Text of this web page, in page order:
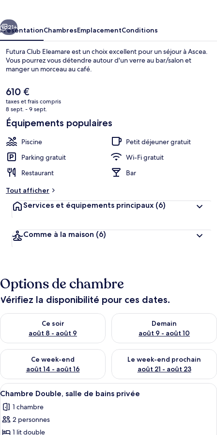
Suivant
21+
PrésentationChambresEmplacementConditions
Futura Club Eleamare est un choix excellent pour un séjour à Ascea.
Vous pourrez vous détendre autour d'un verre au bar/salon et
manger un morceau au café.
Le
prix
actuel
est
de
610 €
taxes et frais compris
8 sept. - 9 sept.
Équipements populaires
Piscine
Petit déjeuner gratuit
Parking gratuit
Wi-Fi gratuit
Restaurant
Bar
Tout afficher
Services et équipements principaux (6)
Comme à la maison (6)
Options de chambre
Vérifiez la disponibilité pour ces dates.
Ce soir
août 8 - août 9
Vérifier la disponibilité pour ce soir août 8 - août 9
Demain
août 9 - août 10
Vérifier la disponibilité pour
Ce week-end
août 14 - août 16
Vérifier la disponibilité pour ce week-end août 14 - août 16
Le week-end prochain
août 21 - août 23
Vérifier la disponibilité pour
Afficher
toutes
les
photos
Une chambre d’hôtel avec deux
6
Chambre Double, salle de bains privée
1 chambre
2 personnes
1 lit double